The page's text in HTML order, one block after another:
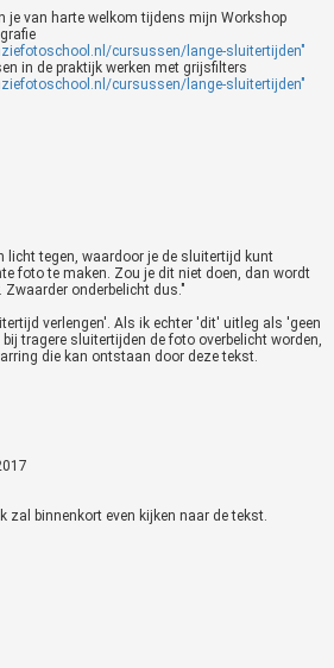
je van harte welkom tijdens mijn Workshop
cursussen/lange-sluitertijden"
in de praktijk werken met grijsfilters
cursussen/lange-sluitertijden"
licht tegen, waardoor je de sluitertijd kunt
foto te maken. Zou je dit niet doen, dan wordt
Zwaarder onderbelicht dus."
verlengen'. Als ik echter 'dit' uitleg als 'geen
tragere sluitertijden de foto overbelicht worden,
die kan ontstaan door deze tekst.
zal binnenkort even kijken naar de tekst.